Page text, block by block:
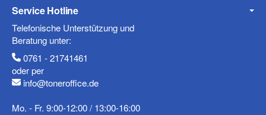
Service Hotline
Telefonische Unterstützung und
Beratung unter:
0761 - 21741461
oder per
info@toneroffice.de
Mo. - Fr. 9:00-12:00 / 13:00-16:00